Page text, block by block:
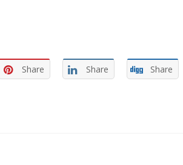
Share Share Share